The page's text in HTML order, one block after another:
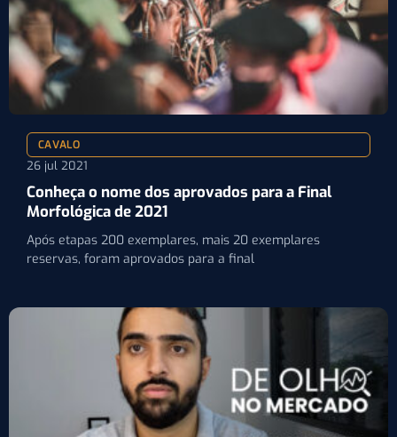
CAVALO
26 jul 2021
Conheça o nome dos aprovados para a Final
Morfológica de 2021
Após etapas 200 exemplares, mais 20 exemplares
reservas, foram aprovados para a final